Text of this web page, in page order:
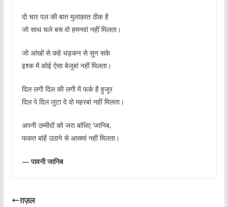
दो चार पल की बात मुलाक़ात ठीक है
जो साथ चले बस वो हमनवां नहीं मिलता।
जो आंखों से कहे धड़कन से सुन सके
इश्क में कोई ऐसा बेजुबां नहीं मिलता।
दिल लगी दिल की लगी में फर्क है हुजूर
दिल पे दिल लुटा दे वो महरबां नहीं मिलता।
अपनी उम्मीदों को जरा बांधिए ‘जानिब,
फकत बांहें उठाने से आसमां नहीं मिलता।
— पावनी जानिब
ग़ज़ल